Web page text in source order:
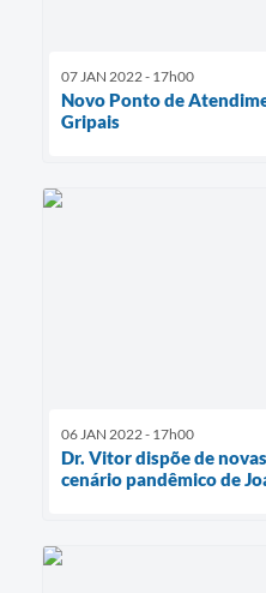
07 JAN 2022 - 17h00
Novo Ponto de
Gripais
06 JAN 2022 - 17h00
Dr. Vitor dispõe de
cenário pandêmico de